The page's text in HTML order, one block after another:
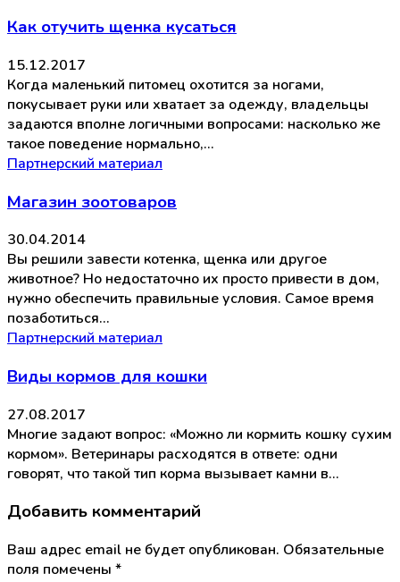
Как отучить щенка кусаться
15.12.2017
Когда маленький питомец охотится за ногами,
покусывает руки или хватает за одежду, владельцы
задаются вполне логичными вопросами: насколько же
такое поведение нормально,…
Партнерский материал
Магазин зоотоваров
30.04.2014
Вы решили завести котенка, щенка или другое
животное? Но недостаточно их просто привести в дом,
нужно обеспечить правильные условия. Самое время
позаботиться…
Партнерский материал
Виды кормов для кошки
27.08.2017
Многие задают вопрос: «Можно ли кормить кошку сухим
кормом». Ветеринары расходятся в ответе: одни
говорят, что такой тип корма вызывает камни в…
Добавить комментарий
Ваш адрес email не будет опубликован. Обязательные
поля помечены *